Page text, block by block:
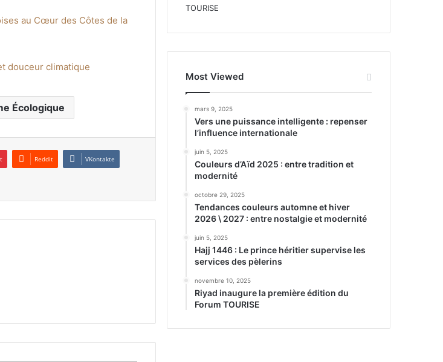
au Cœur des Côtes de la
douceur climatique
Écologique
Reddit VKontakte
Most Viewed
mars 9, 2025
Vers une puissance intelligente : repenser
l’influence internationale
juin 5, 2025
Couleurs d’Aïd 2025 : entre tradition et
modernité
octobre 29, 2025
Tendances couleurs automne et hiver
2026 \ 2027 : entre nostalgie et modernité
juin 5, 2025
Hajj 1446 : Le prince héritier supervise les
services des pèlerins
novembre 10, 2025
Riyad inaugure la première édition du
Forum TOURISE